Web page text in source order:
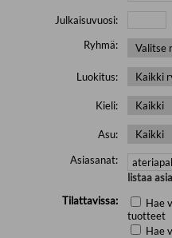
Julkaisuvuosi:
Ryhmä:
Luokitus:
Kieli:
Asu:
Asiasanat:
listaa
Tilattavissa:
Hae
tuotteet
Hae